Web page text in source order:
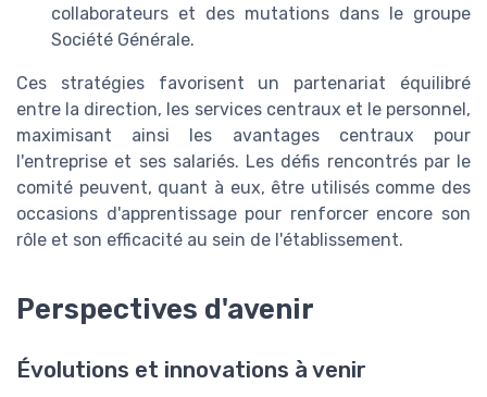
collaborateurs et des mutations dans le groupe
Société Générale.
Ces stratégies favorisent un partenariat équilibré
entre la direction, les services centraux et le personnel,
maximisant ainsi les avantages centraux pour
l'entreprise et ses salariés. Les défis rencontrés par le
comité peuvent, quant à eux, être utilisés comme des
occasions d'apprentissage pour renforcer encore son
rôle et son efficacité au sein de l'établissement.
Perspectives d'avenir
Évolutions et innovations à venir